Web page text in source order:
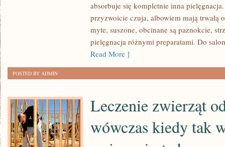
absorbuje się kompletnie inna
przyzwoicie czuja, albowiem mają trwałą
myte, suszone, obcinane są paznokcie,
pielęgnacja różnymi preparatami. Do
Read More ]
POSTED BY ADMIN
Leczenie zwierząt
wówczas kiedy tak